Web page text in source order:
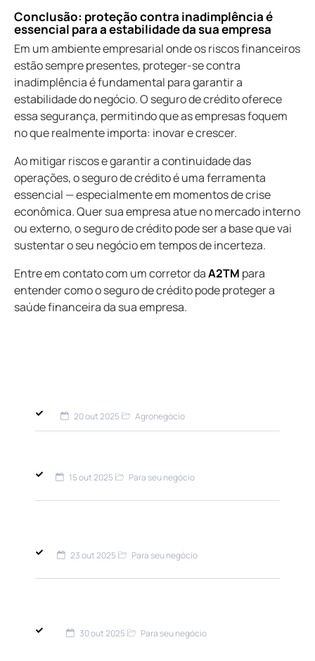
conclusão: proteção contra inadimplência é
essencial para a estabilidade da sua empresa
Em um ambiente empresarial onde os riscos financeiros
estão sempre presentes, proteger-se contra
inadimplência é fundamental para garantir a
estabilidade do negócio. O seguro de crédito oferece
essa segurança, permitindo que as empresas foquem
no que realmente importa: inovar e crescer.
Ao mitigar riscos e garantir a continuidade das
operações, o seguro de crédito é uma ferramenta
essencial — especialmente em momentos de crise
econômica. Quer sua empresa atue no mercado interno
ou externo, o seguro de crédito pode ser a base que vai
sustentar o seu negócio em tempos de incerteza.
Entre em contato com um corretor daA2TM para
entender como o seguro de crédito pode proteger a
saúde financeira da sua empresa.
20 out 2025 Agronegócio
Seguro Rural e COP30: Proteção Essencial
15 out 2025 Para seu negócio
23 out 2025 Para seu negócio
30 out 2025 Para seu negócio